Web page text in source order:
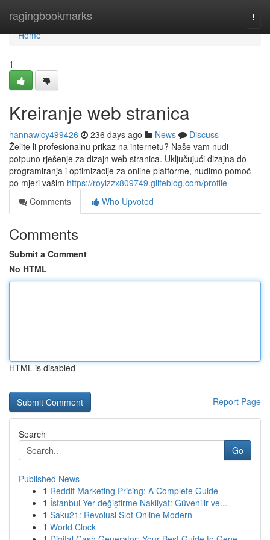
ragingbookmarks
Home
Home
1
Kreiranje web stranica
hannawlcy499426 236 days ago News
Discuss
Želite li profesionalnu prikaz na internetu? Naše vam nudi
potpuno rješenje za dizajn web stranica. Uključujući dizajna do
programiranja i optimizacije za online platforme, nudimo pomoć
po mjeri vašim https://roylzzx809749.glifeblog.com/profile
Comments
Who Upvoted
Comments
Submit a Comment
No HTML
HTML is disabled
Report Page
Search
Go
Published News
1 Reddit Marketing Pricing: A Complete Guide
1 İstanbul Yer değiştirme Nakliyat: Güvenilir ve...
1 Saku21: Revolusi Slot Online Modern
1 World Clock